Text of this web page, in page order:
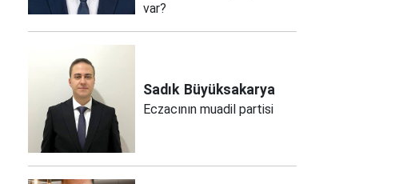
var?
Sadık Büyüksakarya
Eczacının muadil partisi